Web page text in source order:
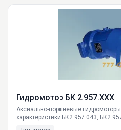
Гидромотор БК 2.957.ХХХ
Аксиально-поршневые
характеристики БК2.957.043,